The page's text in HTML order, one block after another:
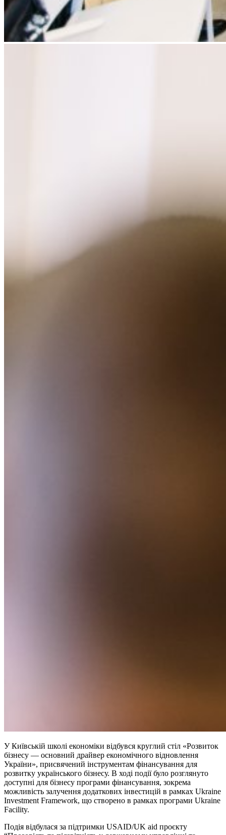
У Київській школі економіки відбувся круглий стіл «Розвиток
бізнесу — основний драйвер економічного відновлення
України», присвячений інструментам фінансування для
розвитку українського бізнесу. В ході події було розглянуто
доступні для бізнесу програми фінансування, зокрема
можливість залучення додаткових інвестицій в рамках Ukraine
Investment Framework, що створено в рамках програми Ukraine
Facility.
Подія відбулася за підтримки USAID/UK aid проєкту